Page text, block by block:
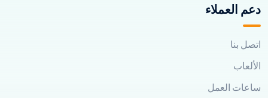
دعم العملاء
اتصل بنا
الألعاب
ساعات العمل